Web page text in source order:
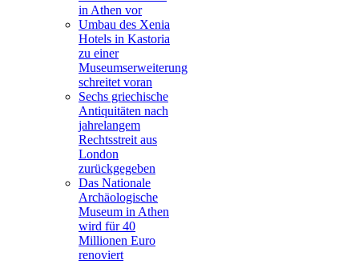
in Athen vor
Umbau des Xenia
Hotels in Kastoria
zu einer
Museumserweiterung
schreitet voran
Sechs griechische
Antiquitäten nach
jahrelangem
Rechtsstreit aus
London
zurückgegeben
Das Nationale
Archäologische
Museum in Athen
wird für 40
Millionen Euro
renoviert